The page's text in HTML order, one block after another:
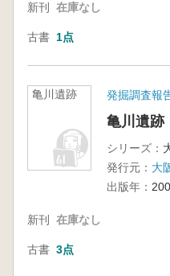
新刊 在庫なし
古書 1点
亀川遺跡 発掘調査報
亀川遺跡
シリーズ：
発行元： 大
出版年：
新刊 在庫なし
古書 3点